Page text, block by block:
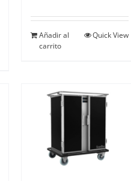
Añadir al
carrito
Quick View